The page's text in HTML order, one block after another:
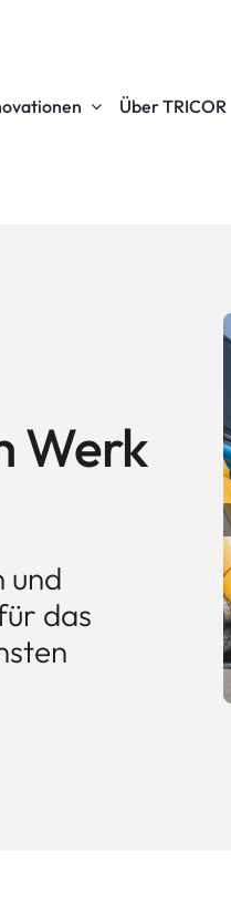
Über TRICOR
Werk
und
das